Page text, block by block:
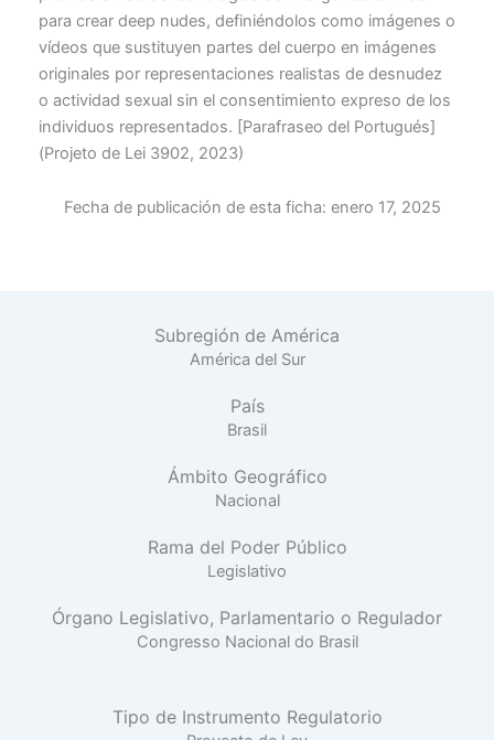
para crear deep nudes, definiéndolos como imágenes o
vídeos que sustituyen partes del cuerpo en imágenes
originales por representaciones realistas de desnudez
o actividad sexual sin el consentimiento expreso de los
individuos representados. [Parafraseo del Portugués]
(Projeto de Lei 3902, 2023)
Fecha de publicación de esta ficha: enero 17, 2025
Subregión de América
América del Sur
País
Brasil
Ámbito Geográfico
Nacional
Rama del Poder Público
Legislativo
Órgano Legislativo, Parlamentario o Regulador
Congresso Nacional do Brasil
Tipo de Instrumento Regulatorio